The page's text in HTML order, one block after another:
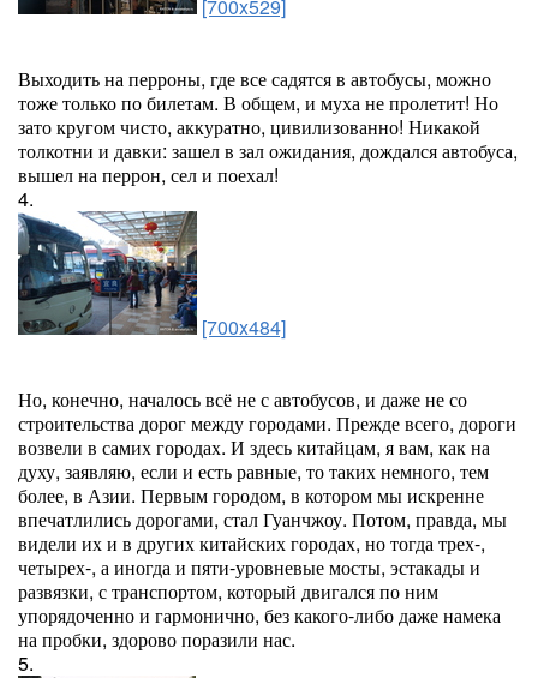
[700x529]
Выходить на перроны, где все садятся в автобусы, можно
тоже только по билетам. В общем, и муха не пролетит! Но
зато кругом чисто, аккуратно, цивилизованно! Никакой
толкотни и давки: зашел в зал ожидания, дождался автобуса,
вышел на перрон, сел и поехал!
4.
[700x484]
Но, конечно, началось всё не с автобусов, и даже не со
строительства дорог между городами. Прежде всего, дороги
возвели в самих городах. И здесь китайцам, я вам, как на
духу, заявляю, если и есть равные, то таких немного, тем
более, в Азии. Первым городом, в котором мы искренне
впечатлились дорогами, стал Гуанчжоу. Потом, правда, мы
видели их и в других китайских городах, но тогда трех-,
четырех-, а иногда и пяти-уровневые мосты, эстакады и
развязки, с транспортом, который двигался по ним
упорядоченно и гармонично, без какого-либо даже намека
на пробки, здорово поразили нас.
5.